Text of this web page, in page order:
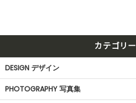
カテゴリー
DESIGN デザイン
PHOTOGRAPHY 写真集